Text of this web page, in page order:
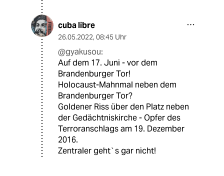
cuba libre
26.05.2022, 08:45 Uhr
@gyakusou:
Auf dem 17. Juni - vor dem
Brandenburger Tor!
Holocaust-Mahnmal neben dem
Brandenburger Tor?
Goldener Riss über den Platz neben
der Gedächtniskirche - Opfer des
Terroranschlags am 19. Dezember
2016.
Zentraler geht`s gar nicht!